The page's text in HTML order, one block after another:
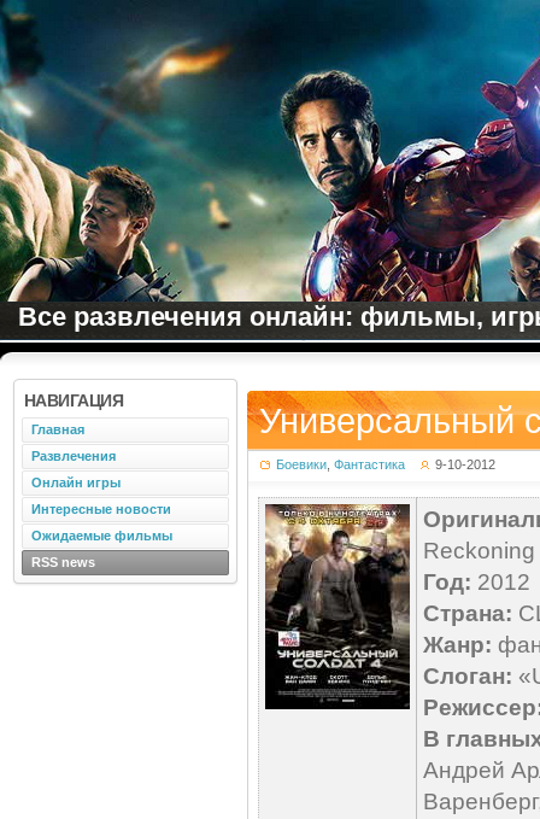
Все развлечения онлайн: фильмы,
Универсальный
Боевики Фантастика 9-10-2012
Reckoning
Год: 2012
Страна:
Жанр:
Слоган:
В
Андрей
НАВИГАЦИЯ
Главная
Развлечения
Онлайн игры
Интересные новости
Ожидаемые фильмы
RSS news